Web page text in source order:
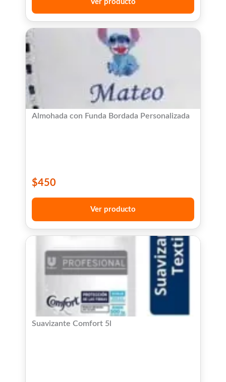
Ver producto
Almohada con Funda Bordada Personalizada
$450
Ver producto
Suavizante Comfort 5l